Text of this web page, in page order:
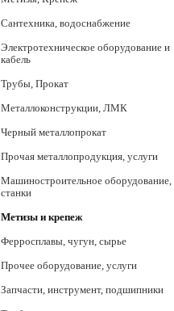
Сантехника, водоснабжение
Электротехническое оборудование и
кабель
Трубы, Прокат
Металлоконструкции, ЛМК
Черный металлопрокат
Прочая металлопродукция, услуги
Машиностроительное оборудование,
станки
Метизы и крепеж
Ферросплавы, чугун, сырье
Прочее оборудование, услуги
Запчасти, инструмент, подшипники